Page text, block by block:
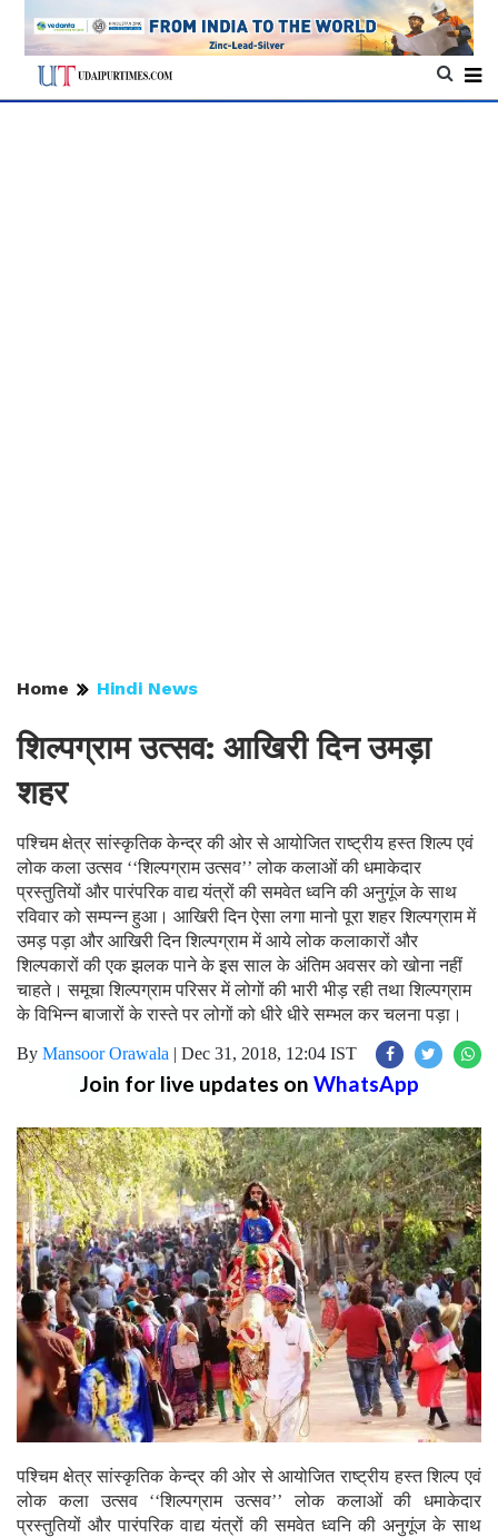
Home Hindi News
शिल्पग्राम उत्सव: आखिरी दिन उमड़ा
शहर
पश्चिम क्षेत्र सांस्कृतिक केन्द्र की ओर से आयोजित राष्ट्रीय हस्त शिल्प एवं
लोक कला उत्सव ‘‘शिल्पग्राम उत्सव’’ लोक कलाओं की धमाकेदार
प्रस्तुतियों और पारंपरिक वाद्य यंत्रों की समवेत ध्वनि की अनुगूंज के साथ
रविवार को सम्पन्न हुआ। आखिरी दिन ऐसा लगा मानो पूरा शहर शिल्पग्राम में
उमड़ पड़ा और आखिरी दिन शिल्पग्राम में आये लोक कलाकारों और
शिल्पकारों की एक झलक पाने के इस साल के अंतिम अवसर को खोना नहीं
चाहते। समूचा शिल्पग्राम परिसर में लोगों की भारी भीड़ रही तथा शिल्पग्राम
के विभिन्न बाजारों के रास्ते पर लोगों को धीरे धीरे सम्भल कर चलना पड़ा।
By Mansoor Orawala | Dec 31, 2018, 12:04 IST
Join for live updates on WhatsApp
पश्चिम क्षेत्र सांस्कृतिक केन्द्र की ओर से आयोजित राष्ट्रीय हस्त शिल्प एवं
लोक कला उत्सव ‘‘शिल्पग्राम उत्सव’’ लोक कलाओं की धमाकेदार
प्रस्तुतियों और पारंपरिक वाद्य यंत्रों की समवेत ध्वनि की अनुगूंज के साथ